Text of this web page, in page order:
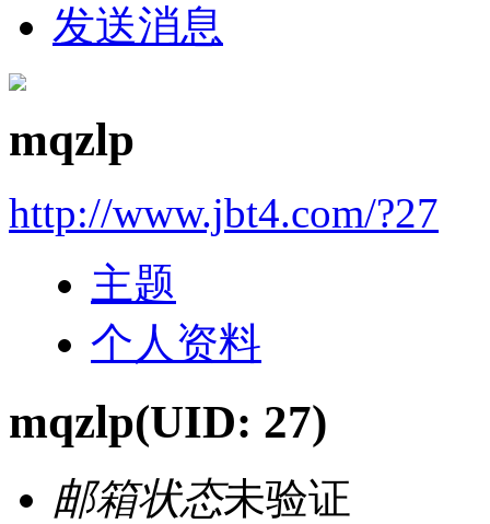
发送消息
mqzlp
http://www.jbt4.com/?27
主题
个人资料
mqzlp(UID: 27)
邮箱状态未验证